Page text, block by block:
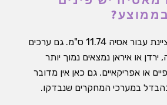
אותה מטה־אנליזה מציינת עבור אסיה 11.74 ס"מ. גם ערכים
או איראן נמצאים נמוך יותר
או אפריקאיים. גם כאן אין מדובר
במערכי המחקרים שנבדקו.